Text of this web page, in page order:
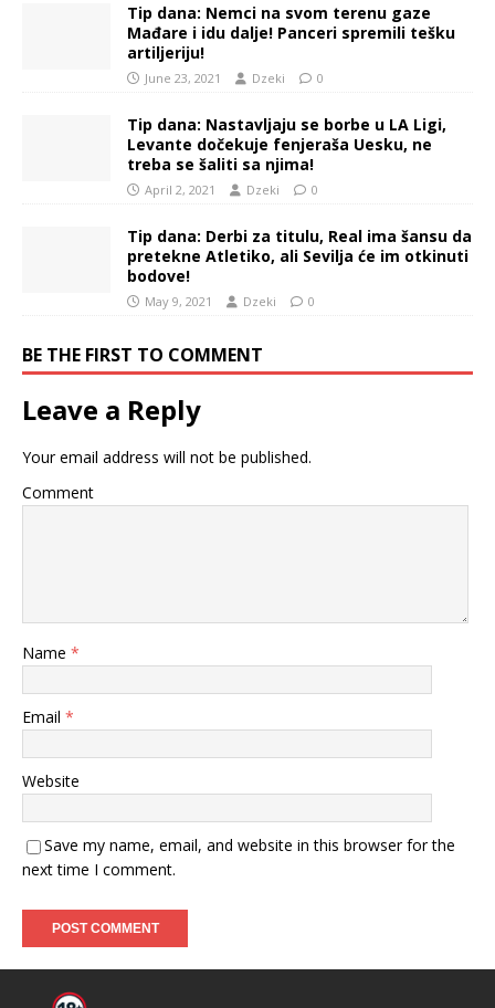
Tip dana: Nemci na svom terenu gaze
Mađare i idu dalje! Panceri spremili tešku
artiljeriju!
June 23, 2021 Dzeki 0
Tip dana: Nastavljaju se borbe u LA Ligi,
Levante dočekuje fenjeraša Uesku, ne
treba se šaliti sa njima!
April 2, 2021 Dzeki 0
Tip dana: Derbi za titulu, Real ima šansu da
pretekne Atletiko, ali Sevilja će im otkinuti
bodove!
May 9, 2021 Dzeki 0
BE THE FIRST TO COMMENT
Leave a Reply
Your email address will not be published.
Comment
Name *
Email *
Website
Save my name, email, and website in this browser for the
next time I comment.